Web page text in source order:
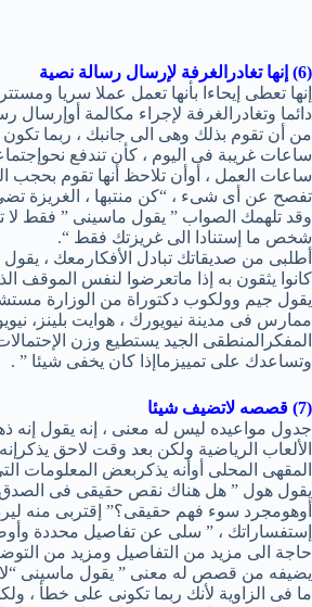
(6) إنها تغادرالغرفة لإرسال رسالة نصية
إنها تعطى إيحاءا بأنها تعمل عملا سريا
دائما وتغادرالغرفة لإجراء مكالمة أوإرسال
من أن تقوم بذلك وهى الى جانبك ، ربما
ساعات غريبة فى اليوم ، كأن تندفع
ساعات العمل ، أوأن تلاحظ أنها تقوم بحجب
تفصح عن أى شىء ، “كن منتبها ، الغريزة
وقد تلهمك الصواب ” يقول ماسينى ” فقط لا
شخص ما إستنادا الى غريزتك فقط “.
أطلبى من صديقاتك تبادل الأفكارمعك ،
كانوا يثقون به إذا ماتعرضوا لنفس الموقف
يقول جيم وولكوب دكتوراة من الوزارة
ممارس فى مدينة نيويورك ، هوايت بلينز،
المفكرالمنطقى الجيد يستطيع وزن
وتساعدك على تمييزماإذا كان يخفى شيئا ” .
(7) قصصه لاتضيف شيئا
جدول مواعيده ليس له معنى ، إنه يقول إنه
الألعاب الرياضية ولكن بعد وقت لاحق
المقهى المحلى أوأنه يذكربعض المعلومات
يقول هول ” هل هناك نقص حقيقى فى الصدق
أوهومجرد سوء فهم حقيقى؟” إقتربى منه
إستفساراتك ، ” سلى عن تفاصيل محددة
حاجة الى مزيد من التفاصيل ومزيد من
يضيفه من قصص له معنى ” يقول ماسينى
ما فى الزاوية لأنك ربما تكونى على خطأ ،